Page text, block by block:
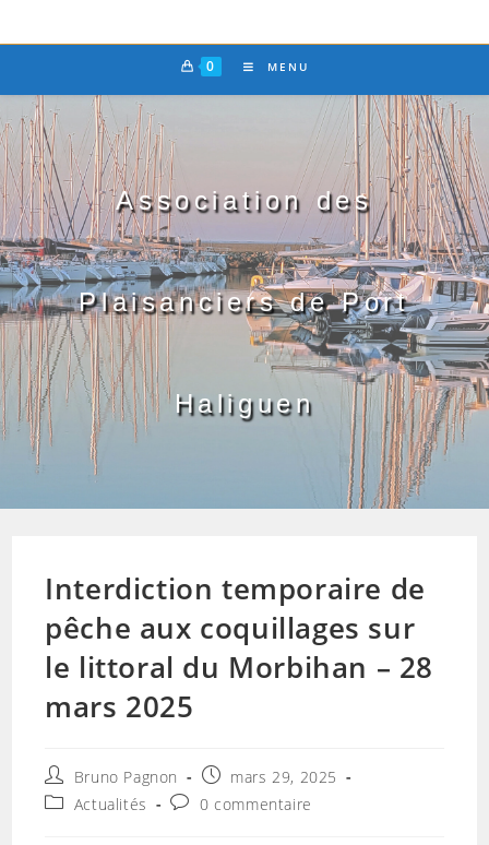
0 MENU
Association des
Plaisanciers de Port
Haliguen
Interdiction temporaire de
pêche aux coquillages sur
le littoral du Morbihan – 28
mars 2025
Bruno Pagnon
mars 29, 2025
Actualités
0 commentaire